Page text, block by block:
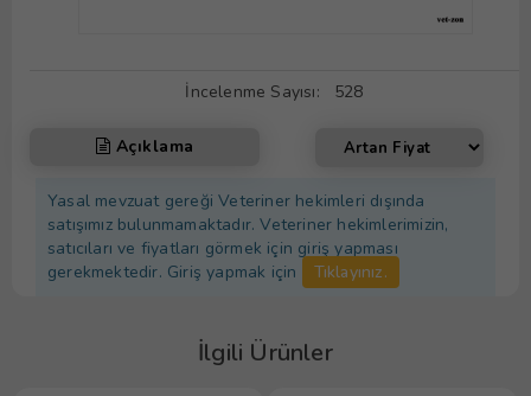
İncelenme Sayısı: 528
Açıklama
Yasal mevzuat gereği Veteriner hekimleri dışında
satışımız bulunmamaktadır. Veteriner hekimlerimizin,
satıcıları ve fiyatları görmek için giriş yapması
gerekmektedir. Giriş yapmak için
Tıklayınız.
İlgili Ürünler